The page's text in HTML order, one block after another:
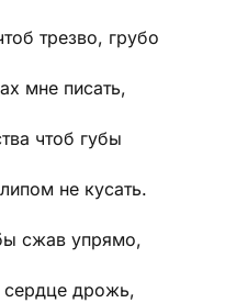
трезво, грубо
мне писать,
чтоб губы
не кусать.
сжав упрямо,
сердце дрожь,